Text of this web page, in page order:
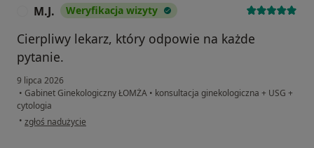
M.J. Weryfikacja wizyty
Cierpliwy lekarz, który odpowie na każde
pytanie.
9 lipca 2026
• Gabinet Ginekologiczny ŁOMŻA • konsultacja ginekologiczna + USG +
cytologia
• w opinii użytkownika M.J.
zgłoś nadużycie